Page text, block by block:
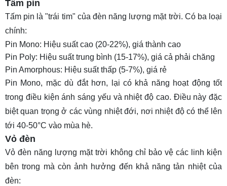
Tấm pin
Tấm pin là "trái tim" của đèn năng lượng mặt trời. Có ba loại
chính:
Pin Mono: Hiệu suất cao (20-22%), giá thành cao
Pin Poly: Hiệu suất trung bình (15-17%), giá cả phải chăng
Pin Amorphous: Hiệu suất thấp (5-7%), giá rẻ
Pin Mono, mặc dù đắt hơn, lại có khả năng hoạt động tốt
trong điều kiện ánh sáng yếu và nhiệt độ cao. Điều này đặc
biệt quan trọng ở các vùng nhiệt đới, nơi nhiệt độ có thể lên
tới 40-50°C vào mùa hè.
Vỏ đèn
Vỏ đèn năng lượng mặt trời không chỉ bảo vệ các linh kiện
bên trong mà còn ảnh hưởng đến khả năng tản nhiệt của
đèn: